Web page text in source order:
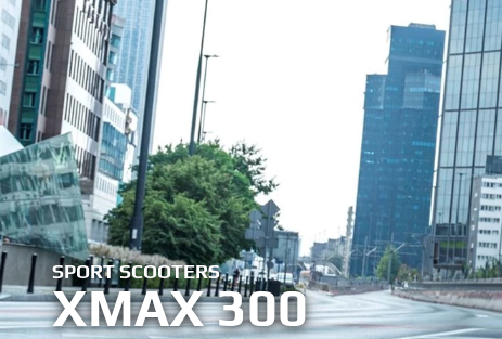
SPORT SCOOTERS
XMAX 300